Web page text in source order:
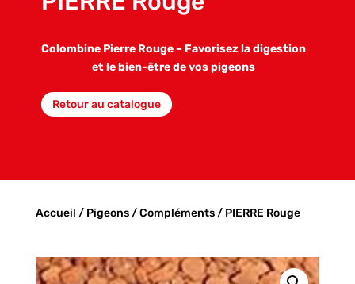
Colombine Pierre Rouge – Favorisez la digestion
et le bien-être de vos pigeons
Retour au catalogue
Accueil / Pigeons/Compléments/ PIERRE Rouge